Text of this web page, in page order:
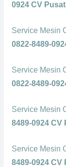
0924 CV
Service Mesin
0822-8489-
Service Mesin
0822-8489-
Service Mesin
8489-0924 CV
Service Mesin
8489-0924 CV